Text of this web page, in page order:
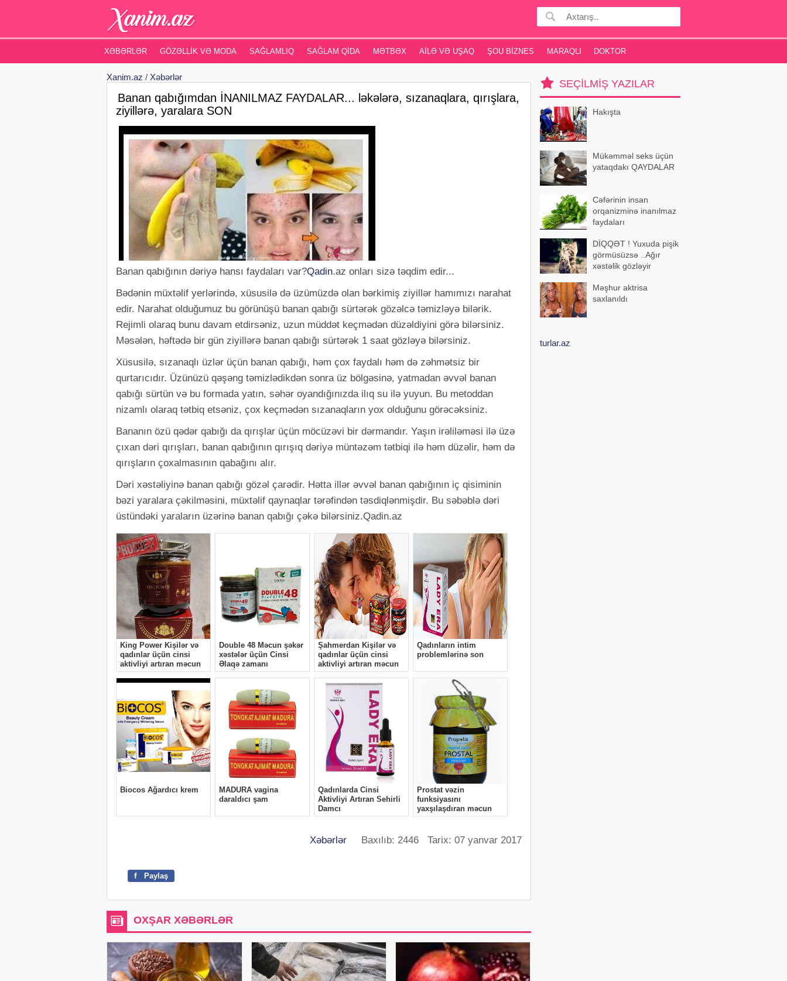
XƏBƏRLƏR GÖZƏLLIK VƏ MODA SAĞLAMLIQ SAĞLAM QIDA MƏTBƏX AILƏ VƏ UŞAQ ŞOU BIZNES MARAQLI DOKTOR
Xanim.az / Xəbərlər
Banan qabığımdan İNANILMAZ FAYDALAR... ləkələrə, sızanaqlara, qırışlara,
ziyillərə, yaralara SON
Banan qabığının dəriyə hansı faydaları var?Qadin.az onları sizə təqdim edir...
Bədənin müxtəlif yerlərində, xüsusilə də üzümüzdə olan bərkimiş ziyillər hamımızı narahat
edir. Narahat olduğumuz bu görünüşü banan qabığı sürtərək gözəlcə təmizləyə bilərik.
Rejimli olaraq bunu davam etdirsəniz, uzun müddət keçmədən düzəldiyini görə bilərsiniz.
Məsələn, həftədə bir gün ziyillərə banan qabığı sürtərək 1 saat gözləyə bilərsiniz.
Xüsusilə, sızanaqlı üzlər üçün banan qabığı, həm çox faydalı həm də zəhmətsiz bir
qurtarıcıdır. Üzünüzü qəşəng təmizlədikdən sonra üz bölgəsinə, yatmadan əvvəl banan
qabığı sürtün və bu formada yatın, səhər oyandığınızda ilıq su ilə yuyun. Bu metoddan
nizamlı olaraq tətbiq etsəniz, çox keçmədən sızanaqların yox olduğunu görəcəksiniz.
Bananın özü qədər qabığı da qırışlar üçün möcüzəvi bir dərmandır. Yaşın irəliləməsi ilə üzə
çıxan dəri qırışları, banan qabığının qırışıq dəriyə müntəzəm tətbiqi ilə həm düzəlir, həm də
qırışların çoxalmasının qabağını alır.
Dəri xəstəliyinə banan qabığı gözəl çarədir. Hətta illər əvvəl banan qabığının iç qisiminin
bəzi yaralara çəkilməsini, müxtəlif qaynaqlar tərəfindən təsdiqlənmişdir. Bu səbəblə dəri
üstündəki yaraların üzərinə banan qabığı çəkə bilərsiniz.Qadin.az
Xəbərlər Baxılıb: 2446 Tarix: 07 yanvar 2017
f Paylaş
OXŞAR XƏBƏRLƏR
SEÇILMIŞ YAZILAR
Hakışta
Mükəmməl seks üçün
yataqdakı QAYDALAR
Cəfərinin insan
orqanizminə inanılmaz
faydaları
DİQQƏT ! Yuxuda pişik
görmüsüzsə ..Ağır
xəstəlik gözləyir
Məşhur aktrisa
saxlanıldı
turlar.az